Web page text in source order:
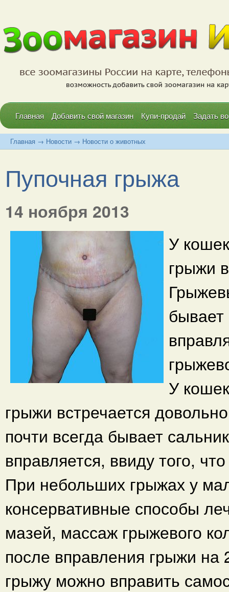
Главная Добавить свой магазин Купи-продай Задать
Главная → Новости → Новости о животных
Пупочная грыжа
14 ноября 2013
У
грыжи
бывает
У
грыжи встречается
почти всегда бывает
вправляется, ввиду того,
При небольших грыжах у
консервативные способы
мазей, массаж грыжевого
после вправления грыжи на
грыжу можно вправить